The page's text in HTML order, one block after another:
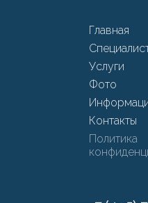
Главная
Услуги
Фото
Контакты
Политика